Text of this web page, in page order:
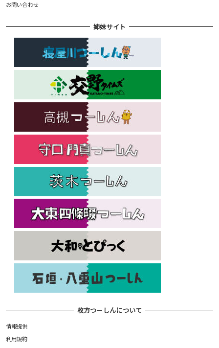
お問い合わせ
姉妹サイト
枚方つーしんについて
情報提供
利用規約